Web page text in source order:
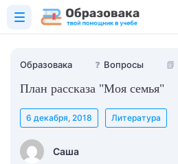
Образовака ❓ Вопросы 📗
План рассказа "Моя семья"
Саша
6 декабря, 2018 Литература